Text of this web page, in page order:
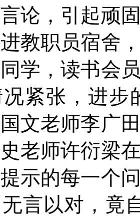
论，引起顽
教职员宿舍
学，读书会
紧张，进步
文老师李广
老师许衍梁
示的每一个
言以对，竟